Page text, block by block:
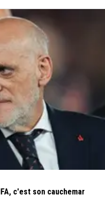
c'est son cauchemar